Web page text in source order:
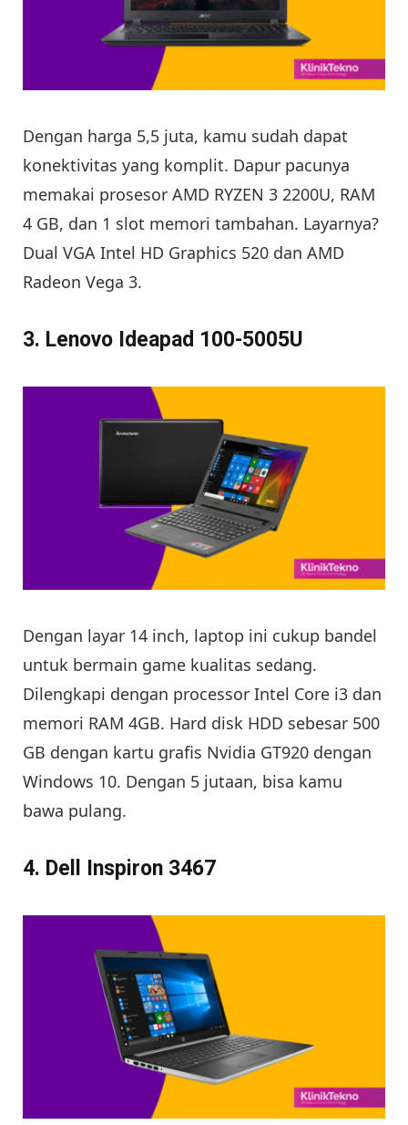
Dengan harga 5,5 juta, kamu sudah dapat
konektivitas yang komplit. Dapur pacunya
memakai prosesor AMD RYZEN 3 2200U, RAM
4 GB, dan 1 slot memori tambahan. Layarnya?
Dual VGA Intel HD Graphics 520 dan AMD
Radeon Vega 3.
3. Lenovo Ideapad 100-5005U
Dengan layar 14 inch, laptop ini cukup bandel
untuk bermain game kualitas sedang.
Dilengkapi dengan processor Intel Core i3 dan
memori RAM 4GB. Hard disk HDD sebesar 500
GB dengan kartu grafis Nvidia GT920 dengan
Windows 10. Dengan 5 jutaan, bisa kamu
bawa pulang.
4. Dell Inspiron 3467